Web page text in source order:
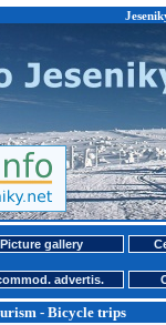
Picture gallery
advertis.
- Bicycle trips